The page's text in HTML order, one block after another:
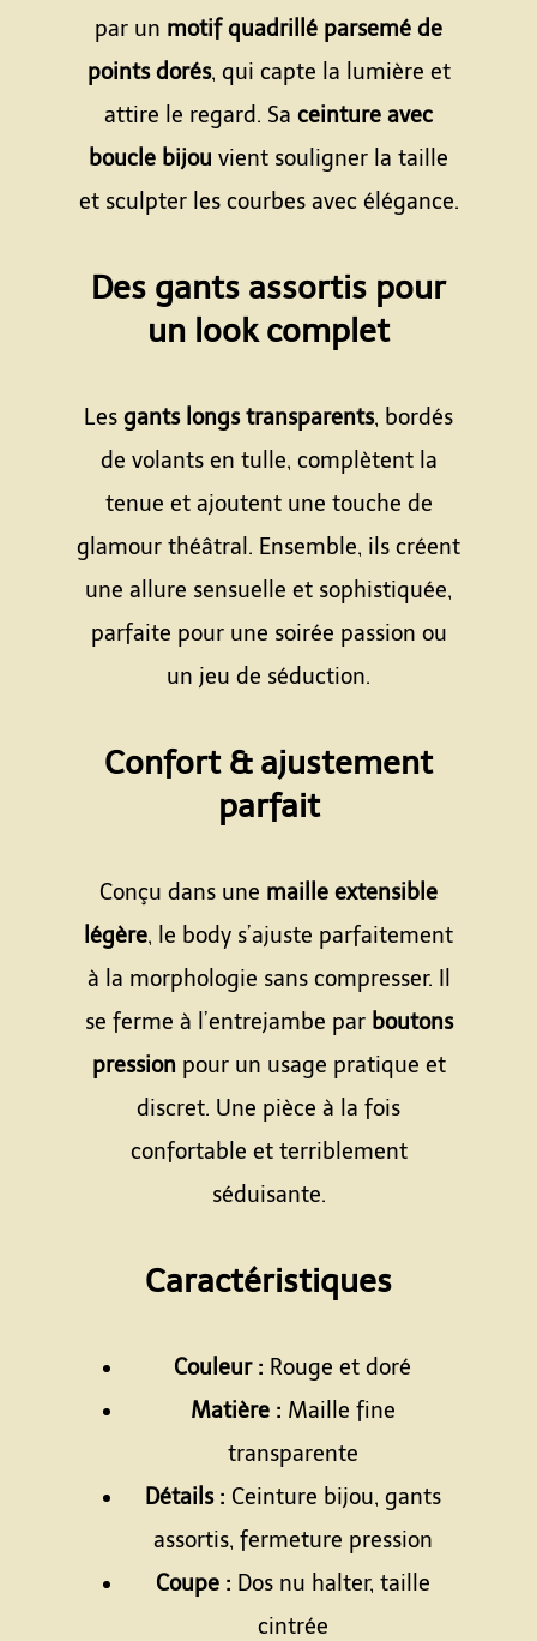
par un motif quadrillé parsemé de
points dorés, qui capte la lumière et
attire le regard. Sa ceinture avec
boucle bijou vient souligner la taille
et sculpter les courbes avec élégance.
Des gants assortis pour
un look complet
Les gants longs transparents, bordés
de volants en tulle, complètent la
tenue et ajoutent une touche de
glamour théâtral. Ensemble, ils créent
une allure sensuelle et sophistiquée,
parfaite pour une soirée passion ou
un jeu de séduction.
Confort & ajustement
parfait
Conçu dans une maille extensible
légère, le body s’ajuste parfaitement
à la morphologie sans compresser. Il
se ferme à l’entrejambe par boutons
pression pour un usage pratique et
discret. Une pièce à la fois
confortable et terriblement
séduisante.
Caractéristiques
Couleur : Rouge et doré
Matière : Maille fine
transparente
Détails : Ceinture bijou, gants
assortis, fermeture pression
Coupe : Dos nu halter, taille
cintrée